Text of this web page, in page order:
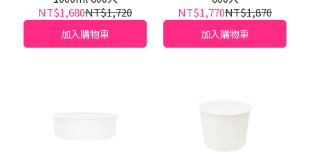
NT$1,680NT$1,720
加入購物車
NT$1,770NT$1,870
加入購物車